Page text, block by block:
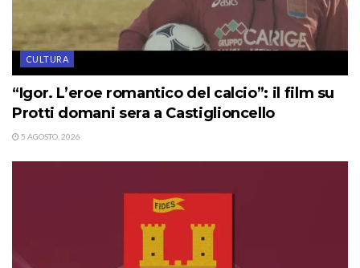
CULTURA
“Igor. L’eroe romantico del calcio”: il film su
Protti domani sera a Castiglioncello
5 AGOSTO, 2026